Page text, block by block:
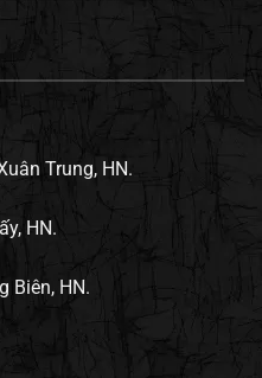
Trung, HN.
HN.
Biên, HN.